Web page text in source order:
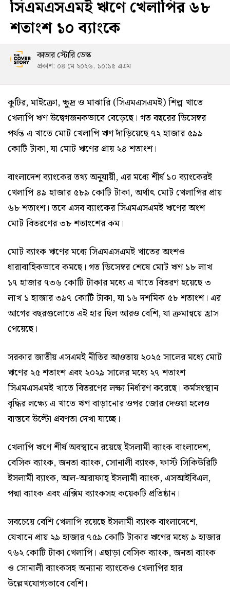
সিএমএসএমই ঋণে খেলাপির ৬৮
শতাংশ ১০ ব্যাংকে
কাভার স্টোরি ডেস্ক
প্রকাশ: ০৪ মে ২০২৬, ১০:১৫ এএম
কুটির, মাইক্রো, ক্ষুদ্র ও মাঝারি (সিএমএসএমই) শিল্প খাতে
খেলাপি ঋণ উদ্বেগজনকভাবে বেড়েছে। গত বছরের ডিসেম্বর
পর্যন্ত এ খাতে মোট খেলাপি ঋণ দাঁড়িয়েছে ৭২ হাজার ৫৯৯
কোটি টাকা, যা মোট ঋণের প্রায় ২৪ শতাংশ।
বাংলাদেশ ব্যাংকের তথ্য অনুযায়ী, এর মধ্যে শীর্ষ ১০ ব্যাংকেরই
খেলাপি ৪৯ হাজার ৫৮৯ কোটি টাকা, অর্থাৎ মোট খেলাপির প্রায়
৬৮ শতাংশ। তবে এসব ব্যাংকের সিএমএসএমই ঋণের অংশ
মোট বিতরণের ৩৮ শতাংশের কম।
মোট ব্যাংক ঋণের মধ্যে সিএমএসএমই খাতের অংশও
ধারাবাহিকভাবে কমছে। গত ডিসেম্বর শেষে মোট ঋণ ১৮ লাখ
১৭ হাজার ৭৩৬ কোটি টাকার মধ্যে এ খাতে বিতরণ হয়েছে ৩
লাখ ১ হাজার ৩৯৭ কোটি টাকা, যা ১৬ দশমিক ৫৮ শতাংশ। এর
আগের বছরগুলোতে এই হার ছিল আরও বেশি, যা ক্রমান্বয়ে হ্রাস
পেয়েছে।
সরকার জাতীয় এসএমই নীতির আওতায় ২০২৫ সালের মধ্যে মোট
ঋণের ২৫ শতাংশ এবং ২০২৯ সালের মধ্যে ২৭ শতাংশ
সিএমএসএমই খাতে বিতরণের লক্ষ্য নির্ধারণ করেছে। কর্মসংস্থান
বৃদ্ধির লক্ষ্যে এ খাতে ঋণ বাড়ানোর ওপর জোর দেওয়া হলেও
বাস্তবে উল্টো প্রবণতা দেখা যাচ্ছে।
খেলাপি ঋণে শীর্ষ অবস্থানে রয়েছে ইসলামী ব্যাংক বাংলাদেশ,
বেসিক ব্যাংক, জনতা ব্যাংক, সোনালী ব্যাংক, ফার্স্ট সিকিউরিটি
ইসলামী ব্যাংক, আল-আরাফাহ্ ইসলামী ব্যাংক, এসআইবিএল,
পদ্মা ব্যাংক এবং এক্সিম ব্যাংকসহ কয়েকটি প্রতিষ্ঠান।
সবচেয়ে বেশি খেলাপি রয়েছে ইসলামী ব্যাংক বাংলাদেশে,
যেখানে প্রায় ২৯ হাজার ৭৫৯ কোটি টাকার ঋণের মধ্যে ৯ হাজার
৭৬২ কোটি টাকা খেলাপি। এছাড়া বেসিক ব্যাংক, জনতা ব্যাংক
ও সোনালী ব্যাংকসহ অন্যান্য ব্যাংকেও খেলাপির হার
উল্লেখযোগ্যভাবে বেশি।